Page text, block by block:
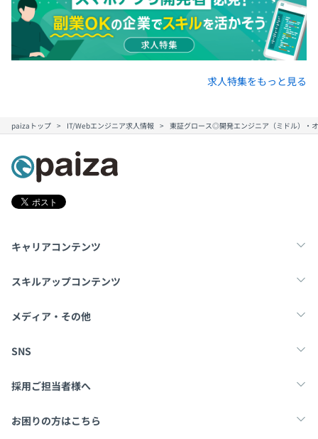
求人特集をもっと見る
paizaトップ IT/Webエンジニア求人情報 東証グロース◎開発エンジニア（ミドル）・
キャリアコンテンツ
転職・キャリア
スキルアップコンテンツ
学習
メディア・その他
Tech Team Journal
SNS
X
採用ご担当者様へ
採用・教育をお考えの企業様へ
お困りの方はこちら